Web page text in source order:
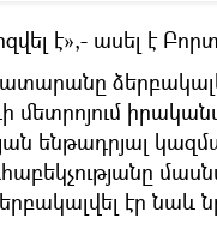
է»,- ասել է
մետրոյում
ենթադրյալ
էր նաև